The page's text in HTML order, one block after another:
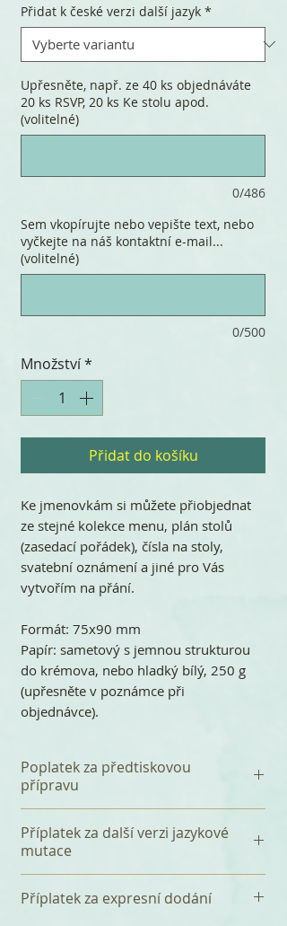
Přidat k české verzi další jazyk *
Upřesněte, např. ze 40 ks objednáváte
20 ks RSVP, 20 ks Ke stolu apod.
(volitelné)
0/486
Sem vkopírujte nebo vepište text, nebo
vyčkejte na náš kontaktní e-mail...
(volitelné)
0/500
Množství*
Přidat do košíku
Ke jmenovkám si můžete přiobjednat
ze stejné kolekce menu, plán stolů
(zasedací pořádek), čísla na stoly,
svatební oznámení a jiné pro Vás
vytvořím na přání.
Formát: 75x90 mm
Papír: sametový s jemnou strukturou
do krémova, nebo hladký bílý, 250 g
(upřesněte v poznámce při
objednávce).
Poplatek za předtiskovou
přípravu
jednorázový poplatek 120 Kč za
předtiskovou přípravu, který
textu a tři korektury. Před tiskem
Příplatek za další verzi jazykové
mutace
české verzi (např. anglickou nebo
Příplatek za expresní dodání